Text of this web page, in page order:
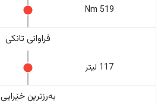
519 Nm
فراوانی تانکی
117 لیتر
بەرزترین خێرایی